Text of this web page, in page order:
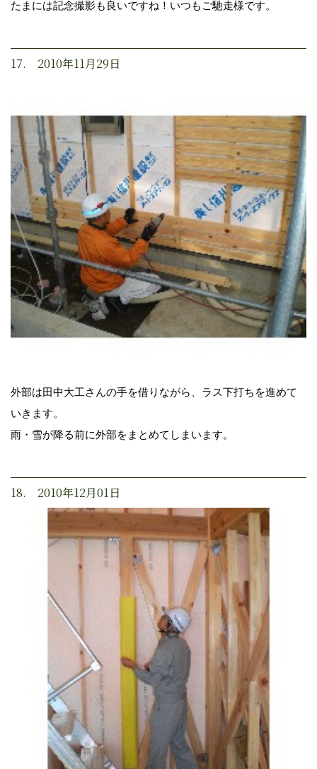
たまには記念撮影も良いですね！いつもご馳走様です。
17. 2010年11月29日
外部は田中大工さんの手を借りながら、ラス下打ちを進めて
いきます。
雨・雪が降る前に外部をまとめてしまいます。
18. 2010年12月01日